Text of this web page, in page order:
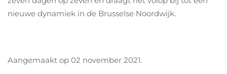
nieuwe dynamiek in de Brusselse Noordwijk.
Aangemaakt op 02 november 2021.